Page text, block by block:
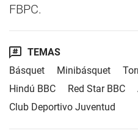
FBPC.
TEMAS
Básquet
Minibásquet
Hindú BBC
Red Star BBC
Club Deportivo Juventud